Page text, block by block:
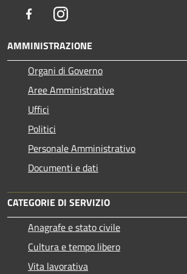
FacebookInstagram
AMMINISTRAZIONE
Organi di Governo
Aree Amministrative
Uffici
Politici
Personale Amministrativo
Documenti e dati
CATEGORIE DI SERVIZIO
Anagrafe e stato civile
Cultura e tempo libero
Vita lavorativa